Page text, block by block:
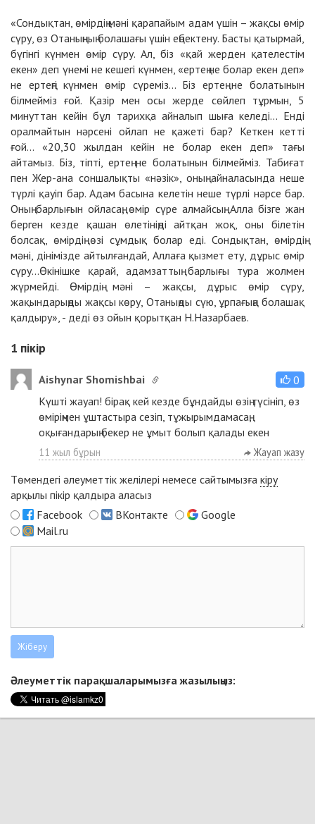
«Сондықтан, өмірдің мәні қарапайым адам үшін – жақсы өмір
сүру, өз Отаныңның болашағы үшін еңбектену. Басты қатырмай,
бүгінгі күнмен өмір сүру. Ал, біз «қай жерден қателестім
екен» деп үнемі не кешегі күнмен, «ертең не болар екен деп»
не ертеңгі күнмен өмір сүреміз... Біз ертең не болатынын
білмейміз ғой. Қазір мен осы жерде сөйлеп тұрмын, 5
минуттан кейін бұл тарихқа айналып шыға келеді... Енді
оралмайтын нәрсені ойлап не қажеті бар? Кеткен кетті
ғой... «20,30 жылдан кейін не болар екен деп» тағы
айтамыз. Біз, тіпті, ертең не болатынын білмейміз. Табиғат
пен Жер-ана соншалықты «нәзік», оның айналасында неше
түрлі қауіп бар. Адам басына келетін неше түрлі нәрсе бар.
Оның барлығын ойласаң, өмір сүре алмайсың. Алла бізге жан
берген кезде қашан өлетініңді айтқан жоқ, оны білетін
болсақ, өмірдің өзі сұмдық болар еді. Сондықтан, өмірдің
мәні, дінімізде айтылғандай, Аллаға қызмет ету, дұрыс өмір
сүру...Өкінішке қарай, адамзаттың барлығы тура жолмен
жүрмейді. Өмірдің мәні – жақсы, дұрыс өмір сүру,
жақындарыңды жақсы көру, Отаныңды сүю, ұрпағыңа болашақ
қалдыру», - деді өз ойын қорытқан Н.Назарбаев.
1 пікір
Aishynar Shomishbai
0
Күшті жауап! бірақ кей кезде бұндайды өзің түсініп, өз
өміріңмен ұштастыра сезіп, тұжырымдамасаң,
оқығандарың бекер не ұмыт болып қалады екен
11 жыл бұрын Жауап жазу
Төмендегі әлеуметтік желілері немесе сайтымызға кіру
арқылы пікір қалдыра аласыз
Facebook
ВКонтакте
Google
Mail.ru
Әлеуметтік парақшаларымызға жазылыңыз: